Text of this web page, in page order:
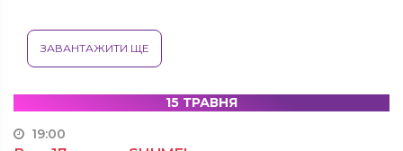
ЗАВАНТАЖИТИ ЩЕ
15 ТРАВНЯ
19:00